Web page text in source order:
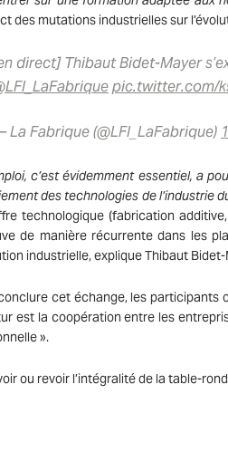
des mutations industrielles sur
direct] Thibaut Bidet-Mayer
pic.twitter.com/
La Fabrique (@LFI_LaFabrique)
c’est évidemment essentiel, a
des technologies de l’industrie
technologique (fabrication additive,
de manière récurrente dans les
industrielle, explique Thibaut
cet échange, les participants
est la coopération entre les
».
ou revoir l’intégralité de la table-